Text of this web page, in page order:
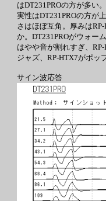
はDT231PROの方が多い
実性はDT231PROの方が
さはほぼ互角。厚みは
か。DT231PROがウォー
はやや音が割れすぎ、
ジャズ、RP-HTX7がポッ
サイン波応答